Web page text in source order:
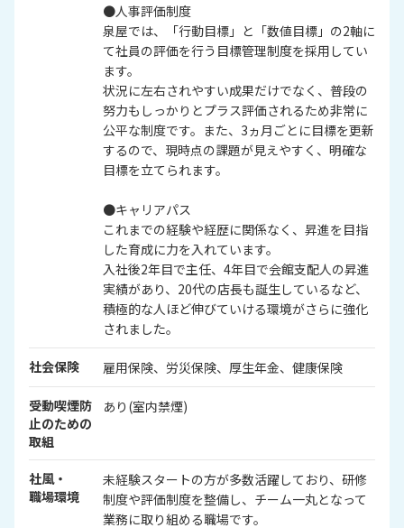
●人事評価制度
泉屋では、「行動目標」と「数値目標」の2軸に
て社員の評価を行う目標管理制度を採用してい
ます。
状況に左右されやすい成果だけでなく、普段の
努力もしっかりとプラス評価されるため非常に
公平な制度です。また、3ヵ月ごとに目標を更新
するので、現時点の課題が見えやすく、明確な
目標を立てられます。
●キャリアパス
これまでの経験や経歴に関係なく、昇進を目指
した育成に力を入れています。
入社後2年目で主任、4年目で会館支配人の昇進
実績があり、20代の店長も誕生しているなど、
積極的な人ほど伸びていける環境がさらに強化
されました。
社会保険 雇用保険、労災保険、厚生年金、健康保険
受動喫煙防
止のための
取組
あり(室内禁煙)
社風・
職場環境
未経験スタートの方が多数活躍しており、研修
制度や評価制度を整備し、チーム一丸となって
業務に取り組める職場です。